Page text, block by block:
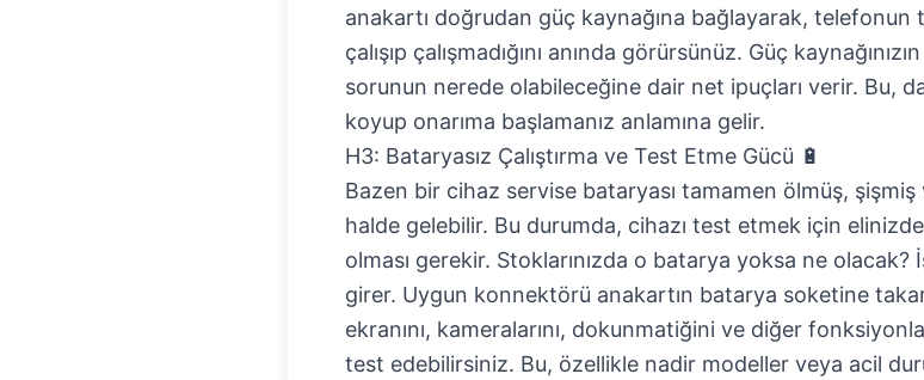
anakartı doğrudan güç kaynağına bağlayarak, telefonun
çalışıp çalışmadığını anında görürsünüz. Güç
sorunun nerede olabileceğine dair net ipuçları verir. Bu,
koyup onarıma başlamanız anlamına gelir.
H3: Bataryasız Çalıştırma ve Test Etme Gücü 🔋
Bazen bir cihaz servise bataryası tamamen ölmüş,
halde gelebilir. Bu durumda, cihazı test etmek için
olması gerekir. Stoklarınızda o batarya yoksa ne
girer. Uygun konnektörü anakartın batarya soketine
ekranını, kameralarını, dokunmatiğini ve diğer
test edebilirsiniz. Bu, özellikle nadir modeller veya acil